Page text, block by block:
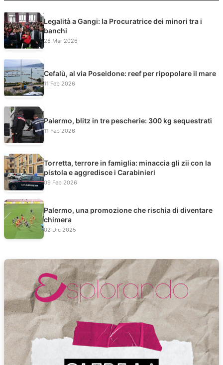
Legalità a Gangi: la Procuratrice dei minori tra i
banchi
28 Mar 2026
Cefalù, al via Poseidone: reef per ripopolare il mare
11 Feb 2026
Palermo, blitz in tre pescherie: 300 kg sequestrati
11 Feb 2026
Torretta, terrore in famiglia: minaccia gli zii con la
pistola e aggredisce i Carabinieri
09 Feb 2026
Palermo, una promozione che rischia di diventare
chimera
02 Dic 2025